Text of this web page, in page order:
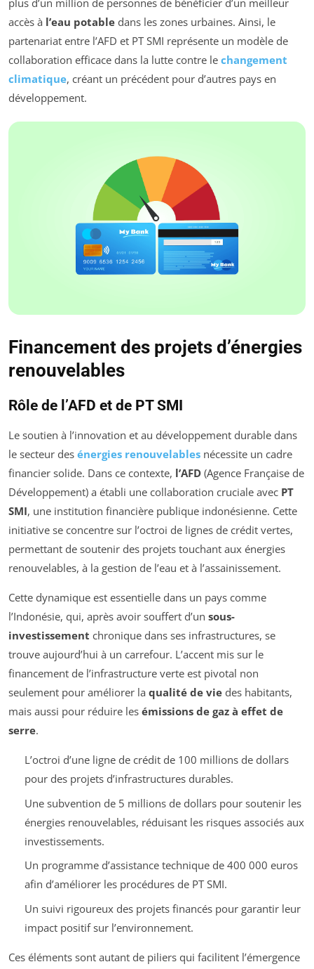
accès à l’eau potable dans les zones urbaines. Ainsi, le
partenariat entre l’AFD et PT SMI représente un modèle de
collaboration efficace dans la lutte contre le changement
climatique, créant un précédent pour d’autres pays en
développement.
Financement des projets d’énergies
renouvelables
Rôle de l’AFD et de PT SMI
Le soutien à l’innovation et au développement durable dans
le secteur des énergies renouvelables nécessite un cadre
financier solide. Dans ce contexte, l’AFD (Agence Française de
Développement) a établi une collaboration cruciale avec PT
SMI, une institution financière publique indonésienne. Cette
initiative se concentre sur l’octroi de lignes de crédit vertes,
permettant de soutenir des projets touchant aux énergies
renouvelables, à la gestion de l’eau et à l’assainissement.
Cette dynamique est essentielle dans un pays comme
l’Indonésie, qui, après avoir souffert d’un sous-
investissement chronique dans ses infrastructures, se
trouve aujourd’hui à un carrefour. L’accent mis sur le
financement de l’infrastructure verte est pivotal non
seulement pour améliorer la qualité de vie des habitants,
mais aussi pour réduire les émissions de gaz à effet de
serre.
L’octroi d’une ligne de crédit de 100 millions de dollars
pour des projets d’infrastructures durables.
Une subvention de 5 millions de dollars pour soutenir les
énergies renouvelables, réduisant les risques associés aux
investissements.
Un programme d’assistance technique de 400 000 euros
afin d’améliorer les procédures de PT SMI.
Un suivi rigoureux des projets financés pour garantir leur
impact positif sur l’environnement.
Ces éléments sont autant de piliers qui facilitent l’émergence